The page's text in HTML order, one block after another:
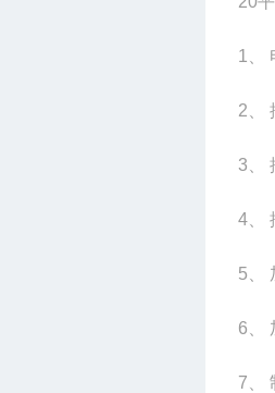
1
2
3
4
5
6
7